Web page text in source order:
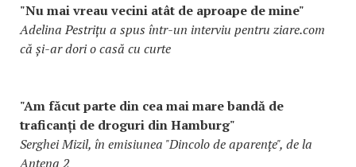
"Nu mai vreau vecini atât de aproape de mine"
Adelina Pestrițu a spus într-un interviu pentru ziare.com
că și-ar dori o casă cu curte
"Am făcut parte din cea mai mare bandă de
traficanți de droguri din Hamburg"
Serghei Mizil, în emisiunea "Dincolo de aparențe", de la
Antena 2